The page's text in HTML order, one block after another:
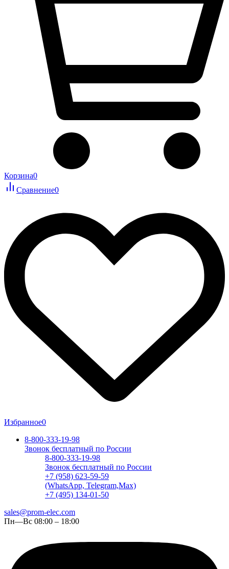
Корзина0
Сравнение0
Избранное0
8-800-333-19-98
Звонок бесплатный по России
8-800-333-19-98
Звонок бесплатный по России
+7 (958) 623-59-59
(WhatsApp, Telegram,Max)
+7 (495) 134-01-50
sales@prom-elec.com
Пн—Вс 08:00 – 18:00